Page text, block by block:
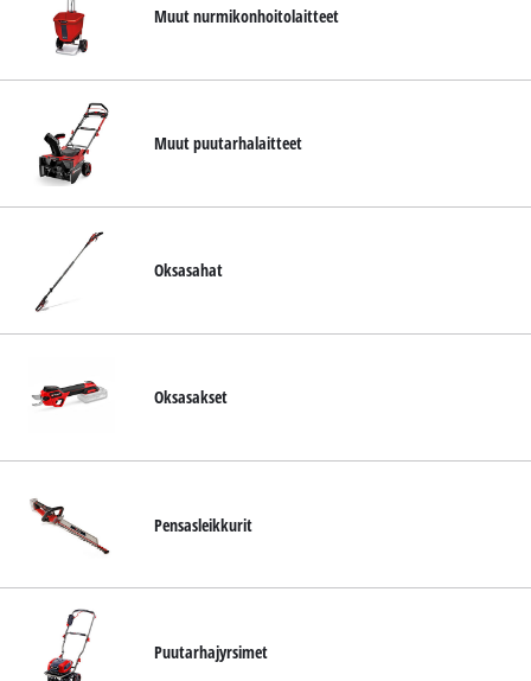
Muut nurmikonhoitolaitteet
Muut puutarhalaitteet
Oksasahat
Oksasakset
Pensasleikkurit
Puutarhajyrsimet